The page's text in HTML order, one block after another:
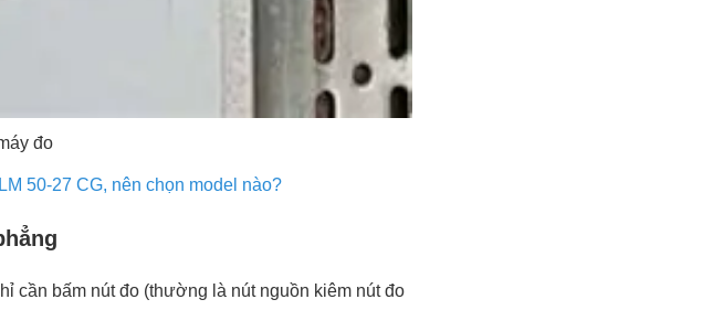
đo
50-27 CG, nên chọn model nào?
cần bấm nút đo (thường là nút nguồn kiêm nút đo